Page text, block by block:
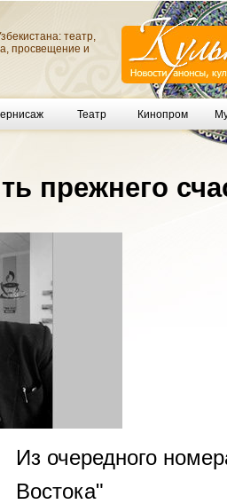
театр,
просвещение и
Театр Кинопром
прежнего
Из очередного
Востока"